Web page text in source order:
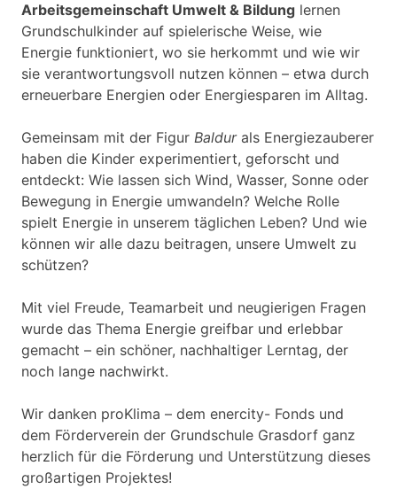
Arbeitsgemeinschaft Umwelt & Bildung lernen
Grundschulkinder auf spielerische Weise, wie
Energie funktioniert, wo sie herkommt und wie wir
sie verantwortungsvoll nutzen können – etwa durch
erneuerbare Energien oder Energiesparen im Alltag.
Gemeinsam mit der Figur Baldurals Energiezauberer
haben die Kinder experimentiert, geforscht und
entdeckt: Wie lassen sich Wind, Wasser, Sonne oder
Bewegung in Energie umwandeln? Welche Rolle
spielt Energie in unserem täglichen Leben? Und wie
können wir alle dazu beitragen, unsere Umwelt zu
schützen?
Mit viel Freude, Teamarbeit und neugierigen Fragen
wurde das Thema Energie greifbar und erlebbar
gemacht – ein schöner, nachhaltiger Lerntag, der
noch lange nachwirkt.
Wir danken proKlima – dem enercity- Fonds und
dem Förderverein der Grundschule Grasdorf ganz
herzlich für die Förderung und Unterstützung dieses
großartigen Projektes!